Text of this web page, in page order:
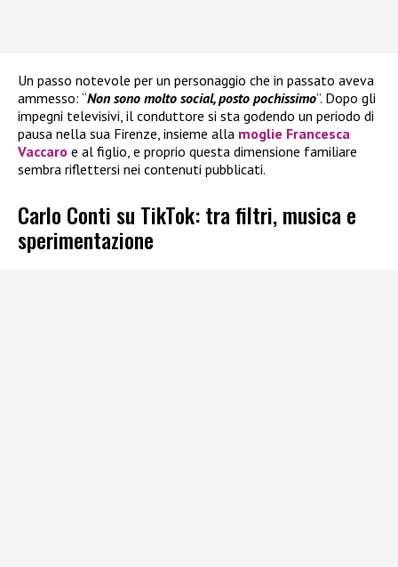
Un passo notevole per un personaggio che in passato aveva
ammesso: “Non sono molto social, posto pochissimo”. Dopo gli
impegni televisivi, il conduttore si sta godendo un periodo di
pausa nella sua Firenze, insieme alla moglie Francesca
Vaccaro e al figlio, e proprio questa dimensione familiare
sembra riflettersi nei contenuti pubblicati.
Carlo Conti su TikTok: tra filtri, musica e
sperimentazione